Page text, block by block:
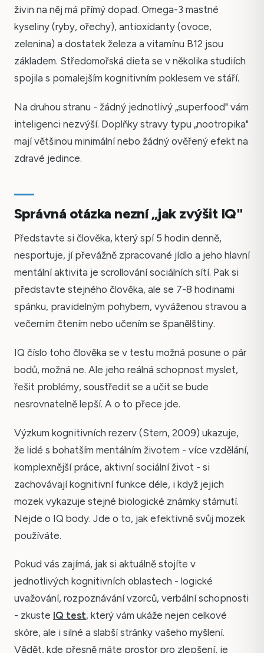
živin na něj má přímý dopad. Omega-3 mastné
kyseliny (ryby, ořechy), antioxidanty (ovoce,
zelenina) a dostatek železa a vitamínu B12 jsou
základem. Středomořská dieta se v několika studiích
spojila s pomalejším kognitivním poklesem ve stáří.
Na druhou stranu - žádný jednotlivý „superfood" vám
inteligenci nezvýší. Doplňky stravy typu „nootropika"
mají většinou minimální nebo žádný ověřený efekt na
zdravé jedince.
Správná otázka nezní „jak zvýšit IQ"
Představte si člověka, který spí 5 hodin denně,
nesportuje, jí převážně zpracované jídlo a jeho hlavní
mentální aktivita je scrollování sociálních sítí. Pak si
představte stejného člověka, ale se 7-8 hodinami
spánku, pravidelným pohybem, vyváženou stravou a
večerním čtením nebo učením se španělštiny.
IQ číslo toho člověka se v testu možná posune o pár
bodů, možná ne. Ale jeho reálná schopnost myslet,
řešit problémy, soustředit se a učit se bude
nesrovnatelně lepší. A o to přece jde.
Výzkum kognitivních rezerv (Stern, 2009) ukazuje,
že lidé s bohatším mentálním životem - více vzdělání,
komplexnější práce, aktivní sociální život - si
zachovávají kognitivní funkce déle, i když jejich
mozek vykazuje stejné biologické známky stárnutí.
Nejde o IQ body. Jde o to, jak efektivně svůj mozek
používáte.
Pokud vás zajímá, jak si aktuálně stojíte v
jednotlivých kognitivních oblastech - logické
uvažování, rozpoznávání vzorců, verbální schopnosti
- zkuste IQ test, který vám ukáže nejen celkové
skóre, ale i silné a slabší stránky vašeho myšlení.
Vědět, kde přesně máte prostor pro zlepšení, je